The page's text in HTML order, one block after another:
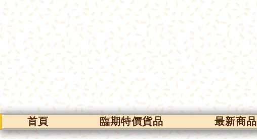
首頁 臨期特價貨品 最新商品